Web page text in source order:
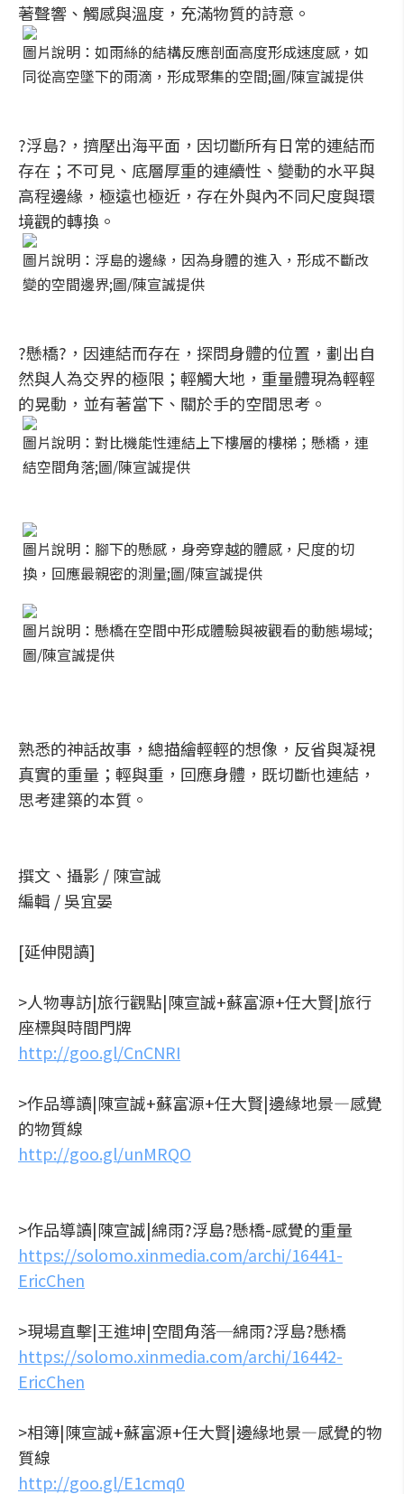
著聲響、觸感與溫度，充滿物質的詩意。
圖片說明：如雨絲的結構反應剖面高度形成速度感，如
同從高空墜下的雨滴，形成聚集的空間;圖/陳宣誠提供
?浮島?，擠壓出海平面，因切斷所有日常的連結而
存在；不可見、底層厚重的連續性、變動的水平與
高程邊緣，極遠也極近，存在外與內不同尺度與環
境觀的轉換。
圖片說明：浮島的邊緣，因為身體的進入，形成不斷改
變的空間邊界;圖/陳宣誠提供
?懸橋?，因連結而存在，探問身體的位置，劃出自
然與人為交界的極限；輕觸大地，重量體現為輕輕
的晃動，並有著當下、關於手的空間思考。
圖片說明：對比機能性連結上下樓層的樓梯；懸橋，連
結空間角落;圖/陳宣誠提供
圖片說明：腳下的懸感，身旁穿越的體感，尺度的切
換，回應最親密的測量;圖/陳宣誠提供
圖片說明：懸橋在空間中形成體驗與被觀看的動態場域;
圖/陳宣誠提供
熟悉的神話故事，總描繪輕輕的想像，反省與凝視
真實的重量；輕與重，回應身體，既切斷也連結，
思考建築的本質。
撰文、攝影 / 陳宣誠
編輯 / 吳宜晏
[延伸閱讀]
>人物專訪|旅行觀點|陳宣誠+蘇富源+任大賢|旅行
座標與時間門牌
http://goo.gl/CnCNRI
>作品導讀|陳宣誠+蘇富源+任大賢|邊緣地景—感覺
的物質線
http://goo.gl/unMRQO
>作品導讀|陳宣誠|綿雨?浮島?懸橋-感覺的重量
https://solomo.xinmedia.com/archi/16441-
EricChen
>現場直擊|王進坤|空間角落─綿雨?浮島?懸橋
https://solomo.xinmedia.com/archi/16442-
EricChen
>相簿|陳宣誠+蘇富源+任大賢|邊緣地景—感覺的物
質線
http://goo.gl/E1cmq0